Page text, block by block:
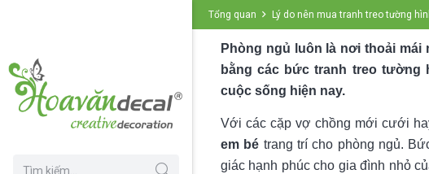
Tổng quan Lý do nên mua tranh treo tường
Phòng ngủ luôn là nơi thoải
bằng các bức tranh treo tường
cuộc sống hiện nay.
Với các cặp vợ chồng mới cưới
em bé trang trí cho phòng ngủ.
giác hạnh phúc cho gia đình nhỏ